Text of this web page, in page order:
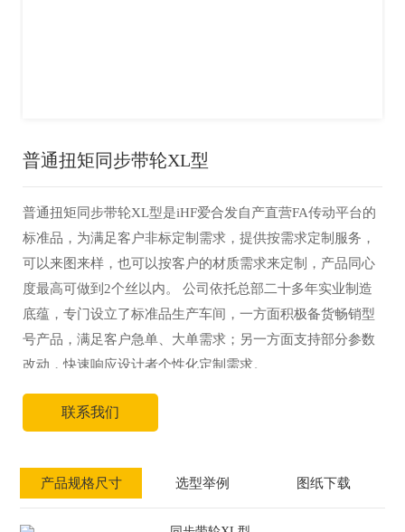
普通扭矩同步带轮XL型
普通扭矩同步带轮XL型是iHF爱合发自产直营FA传动平台的
标准品，为满足客户非标定制需求，提供按需求定制服务，
可以来图来样，也可以按客户的材质需求来定制，产品同心
度最高可做到2个丝以内。 公司依托总部二十多年实业制造
底蕴，专门设立了标准品生产车间，一方面积极备货畅销型
号产品，满足客户急单、大单需求；另一方面支持部分参数
改动，快速响应设计者个性化定制需求。
联系我们
产品规格尺寸 选型举例 图纸下载